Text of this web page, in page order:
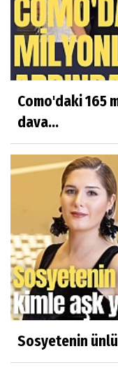
Como'daki 165
dava...
Sosyetenin